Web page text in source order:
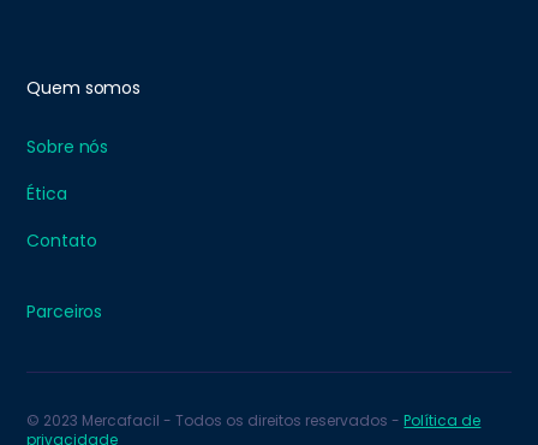
Quem somos
Sobre nós
Ética
Contato
Parceiros
© 2023 Mercafacil - Todos os direitos reservados - Política de
privacidade